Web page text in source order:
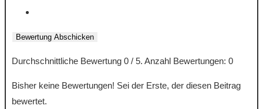
Bewertung Abschicken
Durchschnittliche Bewertung 0 / 5. Anzahl Bewertungen: 0
Bisher keine Bewertungen! Sei der Erste, der diesen Beitrag
bewertet.